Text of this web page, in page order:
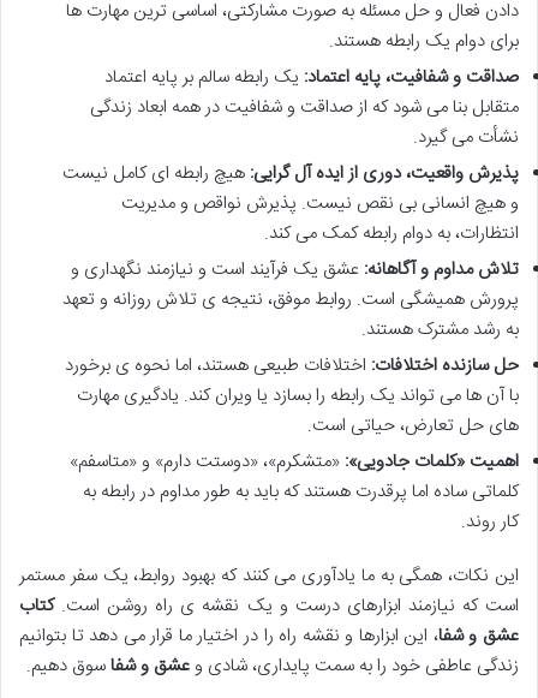
دادن فعال و حل مسئله به صورت مشارکتی، اساسی ترین مهارت ها
برای دوام یک رابطه هستند.
صداقت و شفافیت، پایه اعتماد: یک رابطه سالم بر پایه اعتماد
متقابل بنا می شود که از صداقت و شفافیت در همه ابعاد زندگی
نشأت می گیرد.
پذیرش واقعیت، دوری از ایده آل گرایی: هیچ رابطه ای کامل نیست
و هیچ انسانی بی نقص نیست. پذیرش نواقص و مدیریت
انتظارات، به دوام رابطه کمک می کند.
تلاش مداوم و آگاهانه: عشق یک فرآیند است و نیازمند نگهداری و
پرورش همیشگی است. روابط موفق، نتیجه ی تلاش روزانه و تعهد
به رشد مشترک هستند.
حل سازنده اختلافات: اختلافات طبیعی هستند، اما نحوه ی برخورد
با آن ها می تواند یک رابطه را بسازد یا ویران کند. یادگیری مهارت
های حل تعارض، حیاتی است.
اهمیت «کلمات جادویی»: «متشکرم»، «دوستت دارم» و «متاسفم»
کلماتی ساده اما پرقدرت هستند که باید به طور مداوم در رابطه به
کار روند.
این نکات، همگی به ما یادآوری می کنند که بهبود روابط، یک سفر مستمر
است که نیازمند ابزارهای درست و یک نقشه ی راه روشن است.کتاب
عشق و شفا، این ابزارها و نقشه راه را در اختیار ما قرار می دهد تا بتوانیم
زندگی عاطفی خود را به سمت پایداری، شادی وعشق و شفاسوق دهیم.